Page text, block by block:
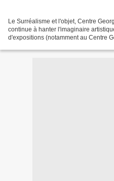
Le Surréalisme et l'objet, Centre
continue à hanter l'imaginaire
d'expositions (notamment au Centre